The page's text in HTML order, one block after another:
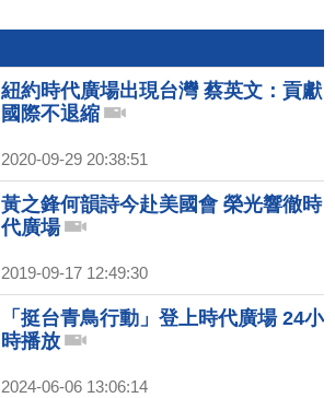
紐約時代廣場出現台灣 蔡英文：貢獻
國際不退縮
2020-09-29 20:38:51
黃之鋒何韻詩今赴美國會 榮光響徹時
代廣場
2019-09-17 12:49:30
「挺台青鳥行動」登上時代廣場 24小
時播放
2024-06-06 13:06:14